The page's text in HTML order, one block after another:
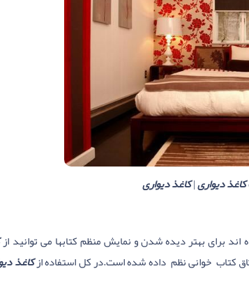
کاغذ دیواری|کاغذ دیواری
برای بهتر دیده شدن و نمایش منظم کتابها می توانید از
کتاب خوانی نظم داده شده است.در کل استفاده ازکاغذ